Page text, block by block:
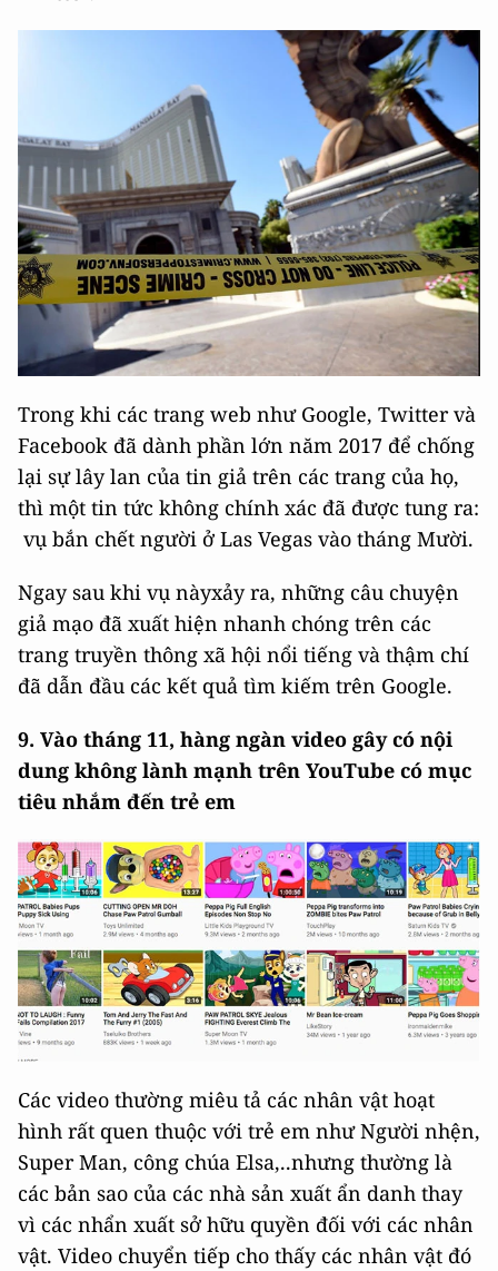
Trong khi các trang web như Google, Twitter và
Facebook đã dành phần lớn năm 2017 để chống
lại sự lây lan của tin giả trên các trang của họ,
thì một tin tức không chính xác đã được tung ra:
vụ bắn chết người ở Las Vegas vào tháng Mười.
Ngay sau khi vụ nàyxảy ra, những câu chuyện
giả mạo đã xuất hiện nhanh chóng trên các
trang truyền thông xã hội nổi tiếng và thậm chí
đã dẫn đầu các kết quả tìm kiếm trên Google.
9. Vào tháng 11, hàng ngàn video gây có nội
dung không lành mạnh trên YouTube có mục
tiêu nhắm đến trẻ em
Các video thường miêu tả các nhân vật hoạt
hình rất quen thuộc với trẻ em như Người nhện,
Super Man, công chúa Elsa,..nhưng thường là
các bản sao của các nhà sản xuất ẩn danh thay
vì các nhẩn xuất sở hữu quyền đối với các nhân
vật. Video chuyển tiếp cho thấy các nhân vật đó